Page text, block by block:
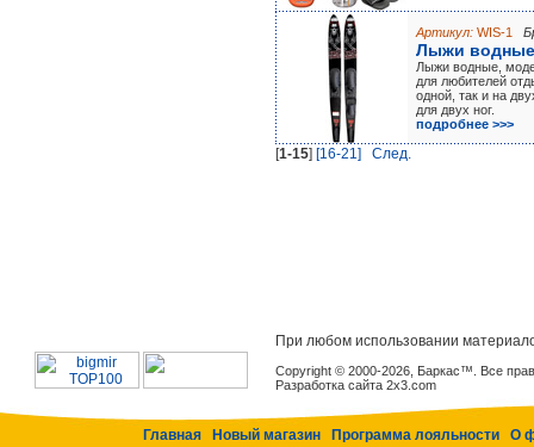
Артикул: WIS-1
Лыжи
Лыжи водные,
для любителей
одной, так и на
для двух ног.
подробнее >>>
[1-15] [16-21] Cлед.
При любом использовании
Copyright © 2000-2026, Баркас™. Все
Разработка сайта 2x3.com
Главная Новый магазин Программа лояльности О